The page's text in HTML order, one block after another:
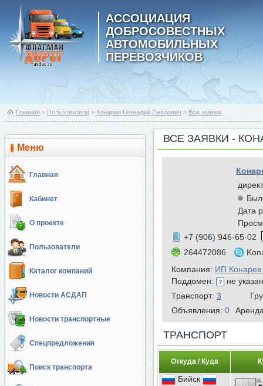
АССОЦИАЦИЯ
ДОБРОСОВЕСТНЫХ
АВТОМОБИЛЬНЫХ
ПЕРЕВОЗЧИКОВ
Главная > Пользователи > Конарев Геннадий Павлович > Все заявки
Меню
Главная
Кабинет
О проекте
Пользователи
Каталог компаний
Новости АСДАП
Новости транспортные
Спецпредложения
Поиск транспорта
ВСЕ ЗАЯВКИ -
Был
Дата
+7 (906) 946-65-02
264472086
Компания: ИП Конарев
Поддомен:
не
Транспорт: 3
Объявления: 0
ТРАНСПОРТ
Откуда / Куда
Бийск